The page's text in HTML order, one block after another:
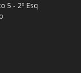
5 - 2º Esq